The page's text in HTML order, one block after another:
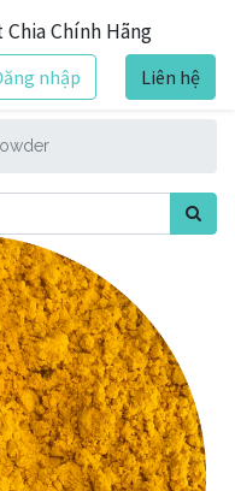
Chính Hãng
nhập Liên hệ